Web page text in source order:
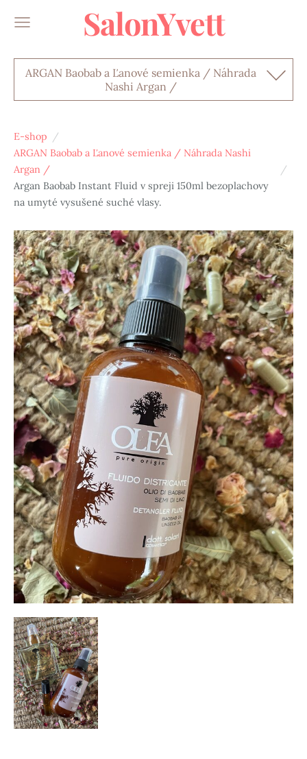
SalonYvett
ARGAN Baobab a Ľanové semienka / Náhrada
Nashi Argan /
E-shop
ARGAN Baobab a Ľanové semienka / Náhrada Nashi
Argan /
Argan Baobab Instant Fluid v spreji 150ml bezoplachovy
na umyté vysušené suché vlasy.